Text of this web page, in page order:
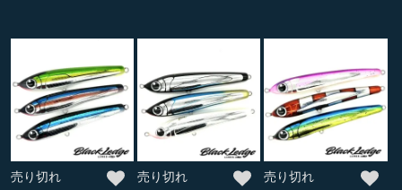
売り切れ
売り切れ
売り切れ